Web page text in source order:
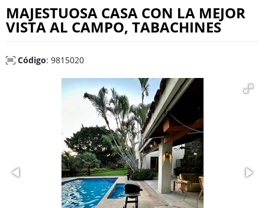
MAJESTUOSA CASA CON LA MEJOR
VISTA AL CAMPO, TABACHINES
Código: 9815020